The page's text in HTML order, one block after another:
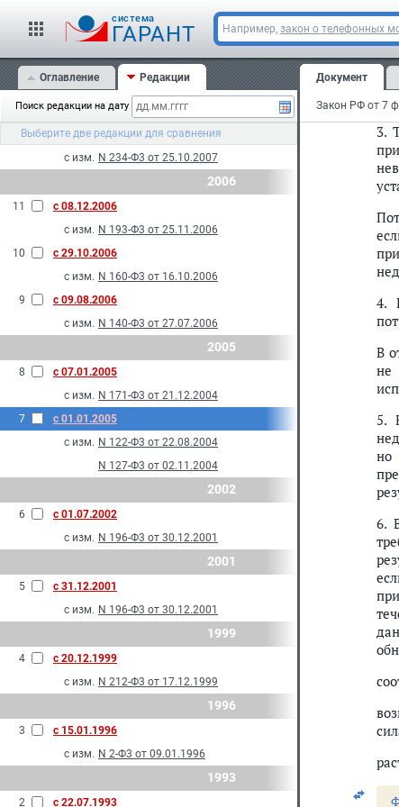
cистема
ГАРАНТ Например, закон о телефонных
Оглавление Редакции
Поиск редакции на дату
Выберите две редакции для сравнения
с 27.11.2009
с изм. N 261-Ф3 от 23.11.2009
13
с 01.01.2009
N 160-Ф3 от 23.07.2008
12
с 12.12.2007
с изм. N 234-Ф3 от 25.10.2007
2006
11
с 08.12.2006
с изм. N 193-Ф3 от 25.11.2006
10
с 29.10.2006
с изм. N 160-Ф3 от 16.10.2006
9
с 09.08.2006
с изм. N 140-Ф3 от 27.07.2006
2005
8
с 07.01.2005
с изм. N 171-Ф3 от 21.12.2004
7
с 01.01.2005
с изм. N 122-Ф3 от 22.08.2004
N 127-Ф3 от 02.11.2004
2002
6
с 01.07.2002
с изм. N 196-Ф3 от 30.12.2001
2001
5
с 31.12.2001
с изм. N 196-Ф3 от 30.12.2001
1999
4
с 20.12.1999
с изм. N 212-Ф3 от 17.12.1999
1996
3
с 15.01.1996
с изм. N 2-Ф3 от 09.01.1996
1993
2 с 22.07.1993
Документ
Закон РФ от 7
2.
3.
4.
В
не
5.
но
6.